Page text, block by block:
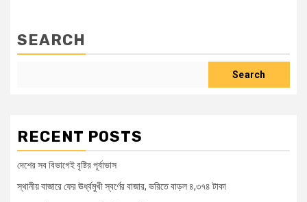
SEARCH
Search
RECENT POSTS
দেশের সব বিভাগেই বৃষ্টির পূর্বাভাস
স্থানীয় বাজারে ফের ঊর্ধ্বমুখী স্বর্ণের বাজার, ভরিতে বাড়ল ৪,৩৭৪ টাকা